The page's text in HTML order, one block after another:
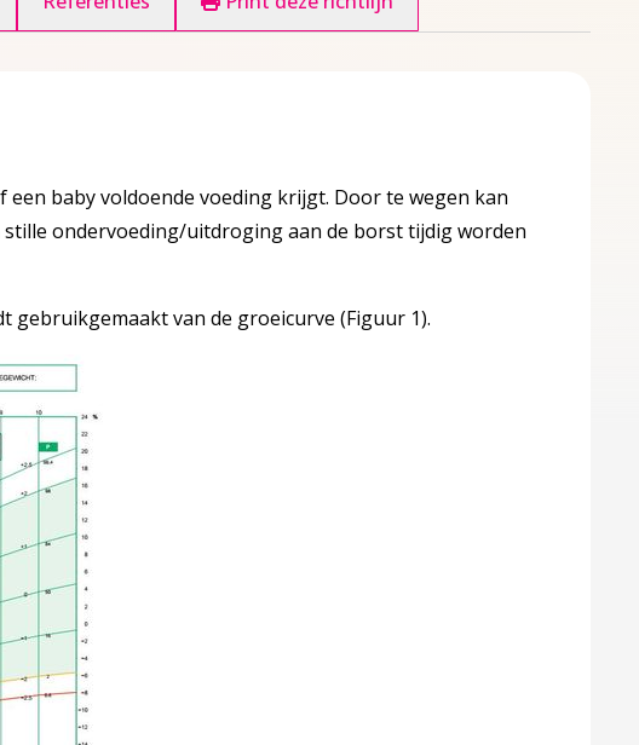
baby voldoende voeding krijgt. Door te wegen kan
ondervoeding/uitdroging aan de borst tijdig worden
gebruikgemaakt van de groeicurve (Figuur 1).